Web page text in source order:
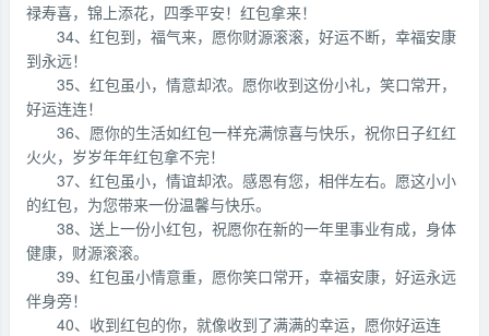
禄寿喜，锦上添花，四季平安！红包拿来！
34、红包到，福气来，愿你财源滚滚，好运不断，幸福安康
到永远！
35、红包虽小，情意却浓。愿你收到这份小礼，笑口常开，
好运连连！
36、愿你的生活如红包一样充满惊喜与快乐，祝你日子红红
火火，岁岁年年红包拿不完！
37、红包虽小，情谊却浓。感恩有您，相伴左右。愿这小小
的红包，为您带来一份温馨与快乐。
38、送上一份小红包，祝愿你在新的一年里事业有成，身体
健康，财源滚滚。
39、红包虽小情意重，愿你笑口常开，幸福安康，好运永远
伴身旁！
40、收到红包的你，就像收到了满满的幸运，愿你好运连